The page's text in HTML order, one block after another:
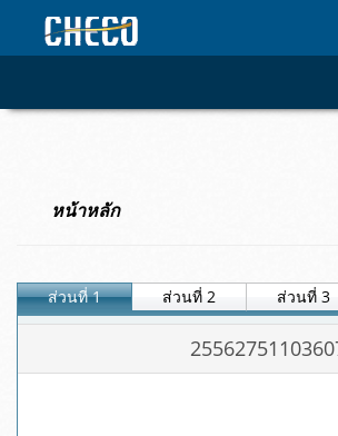
หน้าหลัก
ส่วนที่ 1 ส่วนที่ 2 ส่วนที่ 3